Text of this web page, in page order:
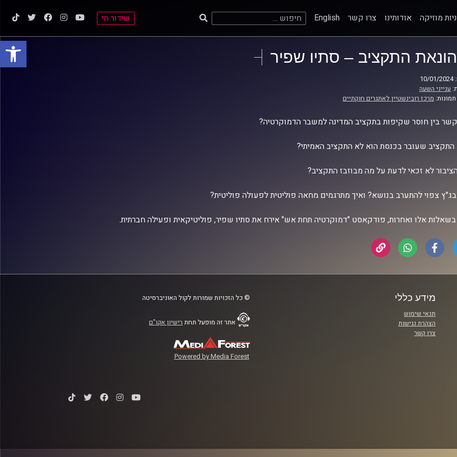
פתח
מוזיקה אודותינו צרו קשר English חיפוש: שידור חי
הונאת התקציב – סתיו שפיר
ענייני השעה
מרכז רובינשטיין לאתגרים חוקתיים
בין חוסר שקיפות בתקציב המדינה למשבר הדמוקרטיה?
שעובר בכנסת הוא לא התקציב האמיתי?
לא זכאי לדעת על מה מבוזבז התקציב?
צפוי להתערב בנושא? ואיך מתרגמים מחאה פוליטית לפעולה פוליטית?
בשאלות אלו ואחרות, פודקאסט "דמוקרטיה תחת אש" אירח את סתיו שפיר, פוליטיקאית ופעילה חברתית.
מידע כללי
תנאי שימוש
הצהרת נגישות
צרו קשר
© כל הזכויות שמורות לקול האוניברסיטה
אתר זה מופעל תחת רישיון אקו"ם
Powered by Media Forest